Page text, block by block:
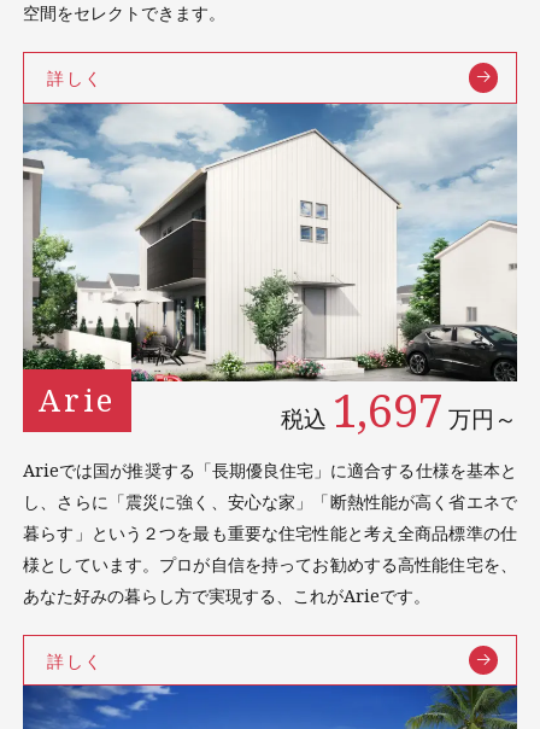
空間をセレクトできます。
詳しく
Arie 税込 1,697 万円～
Arieでは国が推奨する「⻑期優良住宅」に適合する仕様を基本と
し、さらに「震災に強く、安⼼な家」「断熱性能が⾼く省エネで
暮らす」という２つを最も重要な住宅性能と考え全商品標準の仕
様としています。プロが⾃信を持ってお勧めする⾼性能住宅を、
あなた好みの暮らし⽅で実現する、これがArieです。
詳しく